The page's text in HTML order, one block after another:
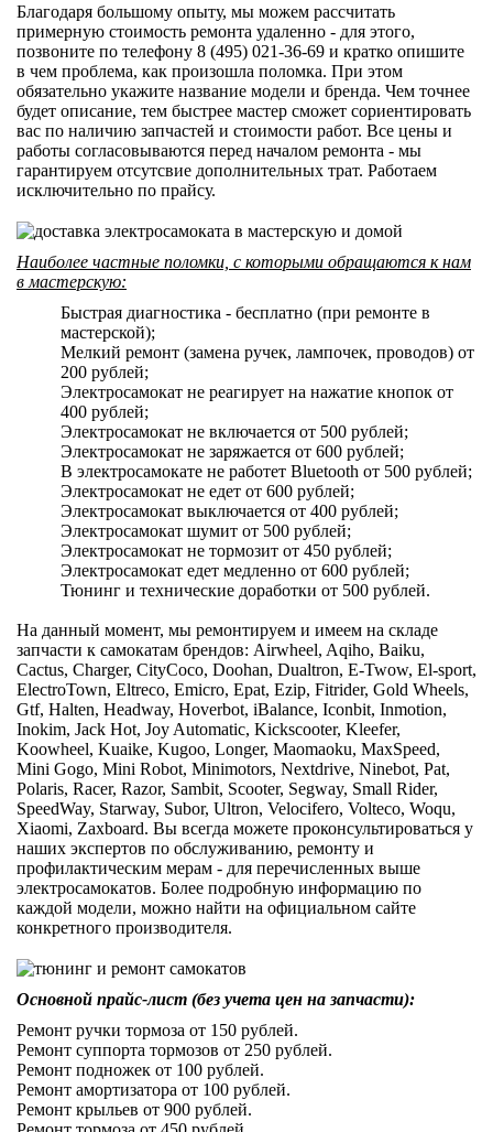
Благодаря большому опыту, мы можем рассчитать
примерную стоимость ремонта удаленно - для этого,
позвоните по телефону 8 (495) 021-36-69 и кратко опишите
в чем проблема, как произошла поломка. При этом
обязательно укажите название модели и бренда. Чем точнее
будет описание, тем быстрее мастер сможет сориентировать
вас по наличию запчастей и стоимости работ. Все цены и
работы согласовываются перед началом ремонта - мы
гарантируем отсутсвие дополнительных трат. Работаем
исключительно по прайсу.
Наиболее частные поломки, с которыми обращаются к нам
в мастерскую:
Быстрая диагностика - бесплатно (при ремонте в
мастерской);
Мелкий ремонт (замена ручек, лампочек, проводов) от
200 рублей;
Электросамокат не реагирует на нажатие кнопок от
400 рублей;
Электросамокат не включается от 500 рублей;
Электросамокат не заряжается от 600 рублей;
В электросамокате не работет Bluetooth от 500 рублей;
Электросамокат не едет от 600 рублей;
Электросамокат выключается от 400 рублей;
Электросамокат шумит от 500 рублей;
Электросамокат не тормозит от 450 рублей;
Электросамокат едет медленно от 600 рублей;
Тюнинг и технические доработки от 500 рублей.
На данный момент, мы ремонтируем и имеем на складе
запчасти к самокатам брендов: Airwheel, Aqiho, Baiku,
Cactus, Charger, CityCoco, Doohan, Dualtron, E-Twow, El-sport,
ElectroTown, Eltreco, Emicro, Epat, Ezip, Fitrider, Gold Wheels,
Gtf, Halten, Headway, Hoverbot, iBalance, Iconbit, Inmotion,
Inokim, Jack Hot, Joy Automatic, Kickscooter, Kleefer,
Koowheel, Kuaike, Kugoo, Longer, Maomaoku, MaxSpeed,
Mini Gogo, Mini Robot, Minimotors, Nextdrive, Ninebot, Pat,
Polaris, Racer, Razor, Sambit, Scooter, Segway, Small Rider,
SpeedWay, Starway, Subor, Ultron, Velocifero, Volteco, Woqu,
Xiaomi, Zaxboard. Вы всегда можете проконсультироваться у
наших экспертов по обслуживанию, ремонту и
профилактическим мерам - для перечисленных выше
электросамокатов. Более подробную информацию по
каждой модели, можно найти на официальном сайте
конкретного производителя.
Основной прайс-лист (без учета цен на запчасти):
Ремонт ручки тормоза от 150 рублей.
Ремонт суппорта тормозов от 250 рублей.
Ремонт подножек от 100 рублей.
Ремонт амортизатора от 100 рублей.
Ремонт крыльев от 900 рублей.